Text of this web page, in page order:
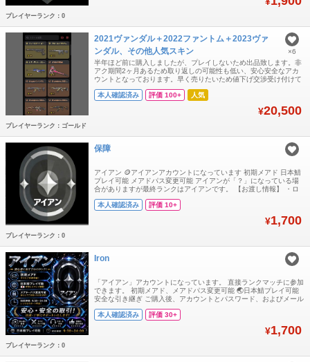
プレイヤーランク：0
2021ヴァンダル＋2022ファントム＋2023ヴァ
ンダル、その他人気スキン
半年ほど前に購入しましたが、プレイしないため出品致します。非
アク期間2ヶ月あるため取り返しの可能性も低い、安心安全なアカ
ウントとなっております。早く売りたいため値下げ交渉受け付けて
本人確認済み
評価 100+ 人気
¥20,500
×6
プレイヤーランク：ゴールド
保障
アイアン 🪙アイアンアカウントになっています 初期メアド 日本鯖
プレイ可能 メアドパス変更可能 アイアンが「？」になっている場
合がありますが最終ランクはアイアンです。 【お渡し情報】 ・ロ
プラットフォームには安価なアカウントがいくつかあることは知っ
本人確認済み 評価 10+
¥1,700
プレイヤーランク：0
Iron
「アイアン」アカウントになっています。 直接ランクマッチに参加
できます。 初期メアド、メアドパス変更可能 🌏日本鯖プレイ可能
安全な引き継ぎ ご購入後、アカウントとパスワード、およびメール
には安価なアカウントがいくつかあることは知っていますが、それ
本人確認済み 評価 30+
¥1,700
プレイヤーランク：0